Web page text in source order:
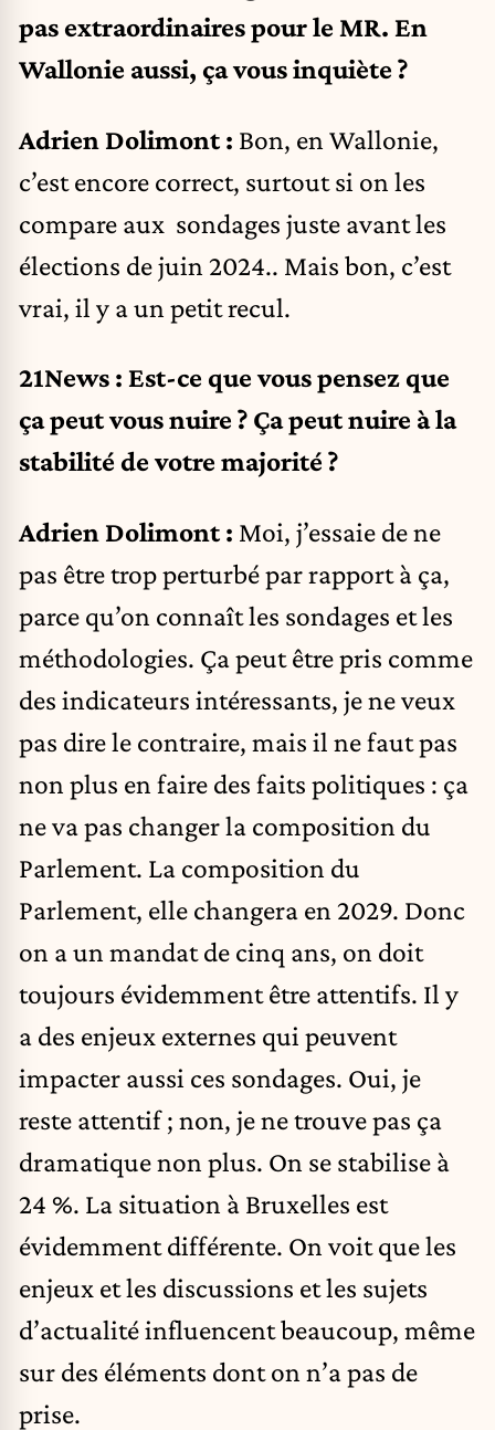
pas extraordinaires pour le MR. En
Wallonie aussi, ça vous inquiète ?
Adrien Dolimont : Bon, en Wallonie,
c’est encore correct, surtout si on les
compare aux sondages juste avant les
élections de juin 2024.. Mais bon, c’est
vrai, il y a un petit recul.
21News : Est-ce que vous pensez que
ça peut vous nuire ? Ça peut nuire à la
stabilité de votre majorité ?
Adrien Dolimont : Moi, j’essaie de ne
pas être trop perturbé par rapport à ça,
parce qu’on connaît les sondages et les
méthodologies. Ça peut être pris comme
des indicateurs intéressants, je ne veux
pas dire le contraire, mais il ne faut pas
non plus en faire des faits politiques : ça
ne va pas changer la composition du
Parlement. La composition du
Parlement, elle changera en 2029. Donc
on a un mandat de cinq ans, on doit
toujours évidemment être attentifs. Il y
a des enjeux externes qui peuvent
impacter aussi ces sondages. Oui, je
reste attentif ; non, je ne trouve pas ça
dramatique non plus. On se stabilise à
24 %. La situation à Bruxelles est
évidemment différente. On voit que les
enjeux et les discussions et les sujets
d’actualité influencent beaucoup, même
sur des éléments dont on n’a pas de
prise.